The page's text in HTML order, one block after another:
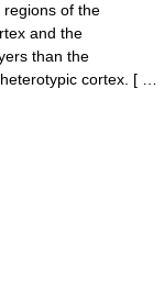
of the
and the
than the
cortex. [ …